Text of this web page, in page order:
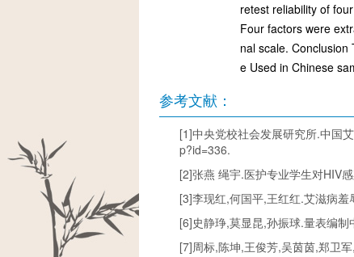
retest reliability of
Four factors were
nal scale.
e Used in Chinese
参考文献：
[1]中央党校社会发展研究所.中国
p?id=336.
[2]张燕 绳宇.医护专业学生对HIV
[3]李现红,何国平,王红红.艾滋病
[6]史静琤,莫显昆,孙振球.量表编
[7]周标,陈坤,王俊芳,吴茵茵,郑卫